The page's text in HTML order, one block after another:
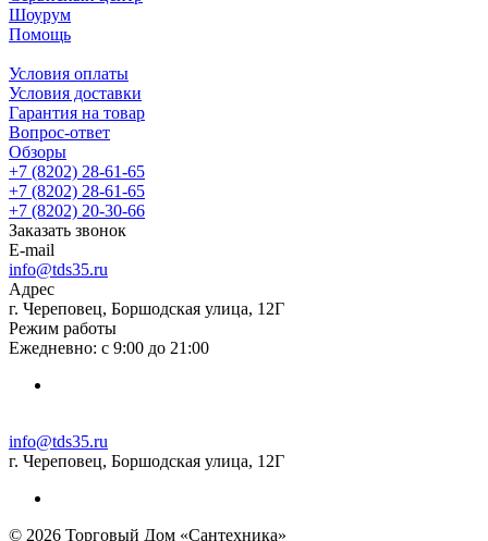
Шоурум
Помощь
Условия оплаты
Условия доставки
Гарантия на товар
Вопрос-ответ
Обзоры
+7 (8202) 28‑61-65
+7 (8202) 28‑61-65
+7 (8202) 20‑30-66
Заказать звонок
E-mail
info@tds35.ru
Адрес
г. Череповец, Боршодская улица, 12Г
Режим работы
Ежедневно: с 9:00 до 21:00
info@tds35.ru
г. Череповец, Боршодская улица, 12Г
© 2026 Торговый Дом «Сантехника»